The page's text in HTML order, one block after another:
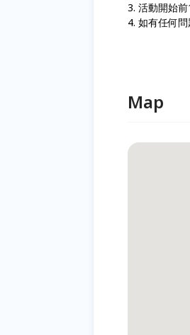
3. 活動開始
4. 如有任何
Map